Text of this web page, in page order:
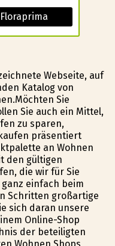
Webseite, auf
Katalog von
Sie
Sie auch ein Mittel,
zu sparen,
präsentiert
an Wohnen
den gültigen
die wir für Sie
einfach beim
Schritten großartige
sich daran unsere
Online-Shop
der beteiligten
Wohnen Shops